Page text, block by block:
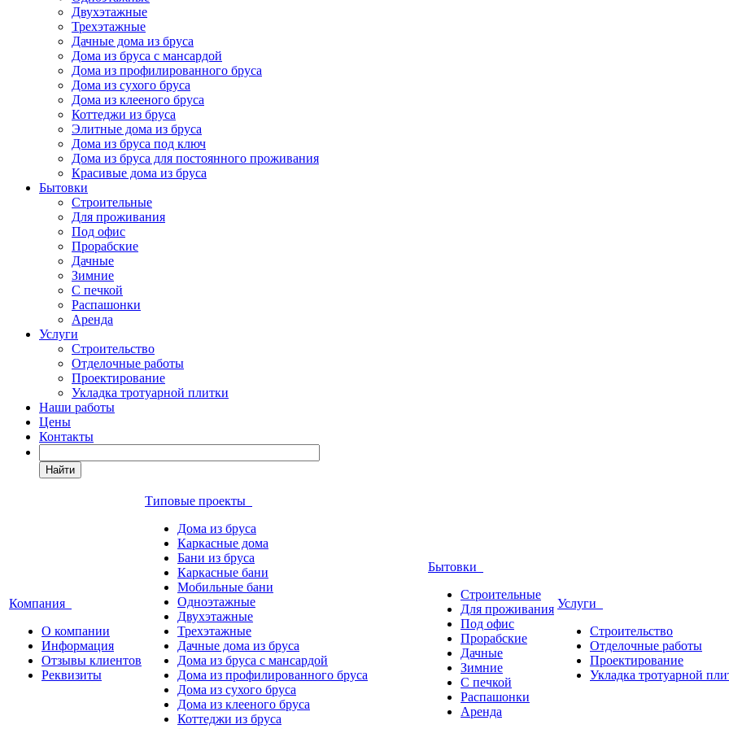
Двухэтажные
Трехэтажные
Дачные дома из бруса
Дома из бруса с мансардой
Дома из профилированного бруса
Дома из сухого бруса
Дома из клееного бруса
Коттеджи из бруса
Элитные дома из бруса
Дома из бруса под ключ
Дома из бруса для постоянного проживания
Красивые дома из бруса
Бытовки
Строительные
Для проживания
Под офис
Прорабские
Дачные
Зимние
С печкой
Распашонки
Аренда
Услуги
Строительство
Отделочные работы
Проектирование
Укладка тротуарной плитки
Наши работы
Цены
Контакты
Найти
Компания
О компании
Информация
Отзывы клиентов
Реквизиты
Типовые проекты
Дома из бруса
Каркасные дома
Бани из бруса
Каркасные бани
Мобильные бани
Одноэтажные
Двухэтажные
Трехэтажные
Дачные дома из бруса
Дома из бруса с мансардой
Дома из профилированного бруса
Дома из сухого бруса
Дома из клееного бруса
Коттеджи из бруса
Бытовки
Строительные
Для проживания
Под офис
Прорабские
Дачные
Зимние
С печкой
Распашонки
Аренда
Услуги
Строительство
Отделочные работы
Проектирование
Укладка тротуарной